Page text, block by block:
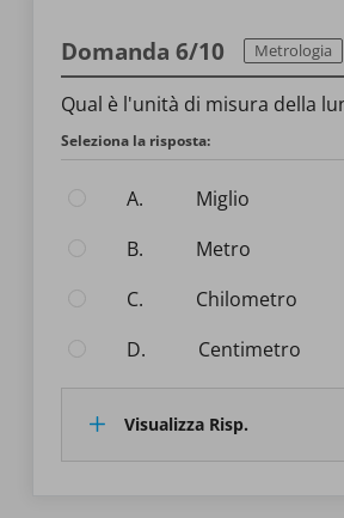
Domanda 6/10 Metrologia
Qual è l'unità di misura della
Seleziona la risposta:
A.
Miglio
B.
Metro
C.
Chilometro
D.
Centimetro
Visualizza Risp.